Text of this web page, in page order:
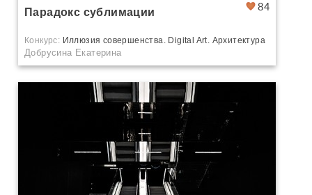
84
Парадокс сублимации
Конкурс: Иллюзия совершенства. Digital Art. Архитектура
Добрусина Екатерина